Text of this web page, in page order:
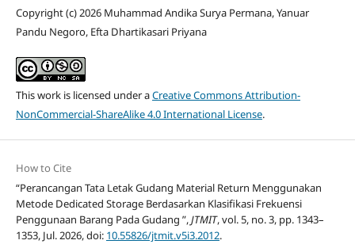
Copyright (c) 2026 Muhammad Andika Surya Permana, Yanuar
Pandu Negoro, Efta Dhartikasari Priyana
This work is licensed under aCreative Commons Attribution-
NonCommercial-ShareAlike 4.0 International License.
How to Cite
“Perancangan Tata Letak Gudang Material Return Menggunakan
Metode Dedicated Storage Berdasarkan Klasifikasi Frekuensi
Penggunaan Barang Pada Gudang ”,JTMIT, vol. 5, no. 3, pp. 1343–
1353, Jul. 2026, doi: 10.55826/jtmit.v5i3.2012.